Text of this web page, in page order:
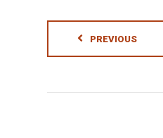
PREVIOUS